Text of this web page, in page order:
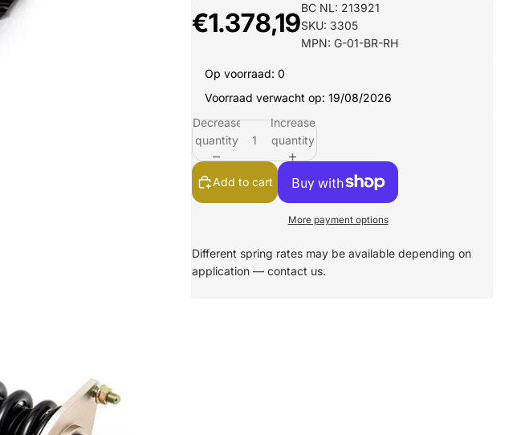
€1.378,19BC NL: 213921
SKU: 3305
MPN: G-01-BR-RH
Op voorraad: 0
Voorraad verwacht op: 19/08/2026
Decrease
quantity
Increase
quantity
Add to cart
More payment options
Different spring rates may be available depending on
application — contact us.